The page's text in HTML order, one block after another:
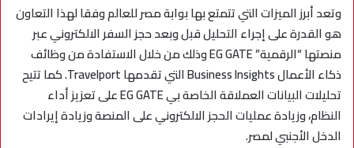
وتعد أبرز الميزات التي تتمتع بهابوابة مصر للعالموفقا لهذا التعاون
هو القدرة على إجراء التحليل قبل وبعد حجز السفر الالكتروني عبر
منصتها “الرقمية”EG GATEوذلك من خلال الاستفادة من وظائف
ذكاء الأعمالBusiness Insightsالتي تقدمهاTravelport. كما تتيح
تحليلات البيانات العملاقة الخاصة بيEG GATEعلى تعزيز أداء
النظام، وزيادة عمليات الحجز الالكتروني على المنصة وزيادة إيرادات
الدخل الأجنبي لمصر.